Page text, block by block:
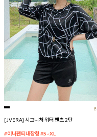
[JVERA] 시그니처 워터 팬츠 2탄
#이너팬티내장형 #S~XL